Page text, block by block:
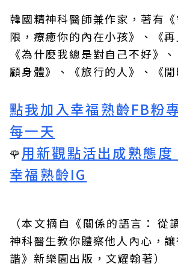
韓國精神科醫師兼作家，著有
限，療癒你的內在小孩》、《再
《為什麼我總是對自己不好》
顧身體》、《旅行的人》、《閒
點我加入幸福熟齡FB粉
每一天
🌹用新觀點活出成熟態度
幸福熟齡IG
（本文摘自《關係的語言： 從
神科醫生教你體察他人內心，
諧》新樂園出版，文耀翰著）